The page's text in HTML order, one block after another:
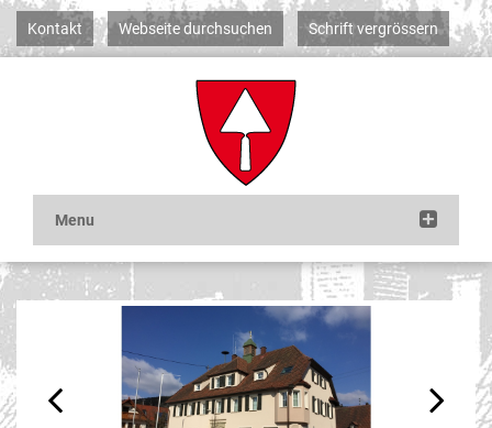
Kontakt Webseite durchsuchen Schrift vergrössern